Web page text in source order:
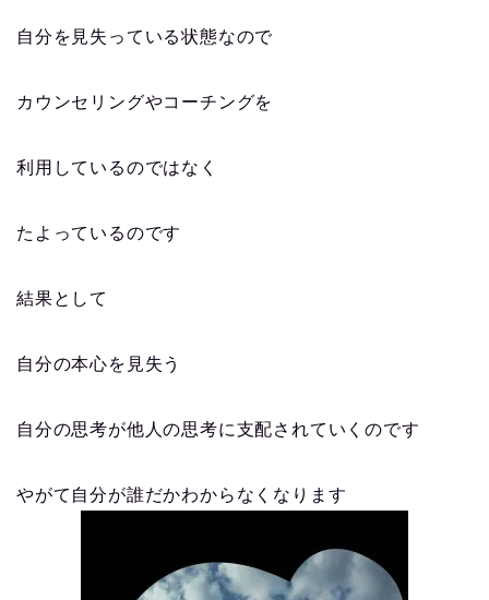
自分を見失っている状態なので
カウンセリングやコーチングを
利用しているのではなく
たよっているのです
結果として
自分の本心を見失う
自分の思考が他人の思考に支配されていくのです
やがて自分が誰だかわからなくなります